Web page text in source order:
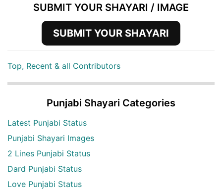
SUBMIT YOUR SHAYARI / IMAGE
SUBMIT YOUR SHAYARI
Top, Recent & all Contributors
Punjabi Shayari Categories
Latest Punjabi Status
Punjabi Shayari Images
2 Lines Punjabi Status
Dard Punjabi Status
Love Punjabi Status